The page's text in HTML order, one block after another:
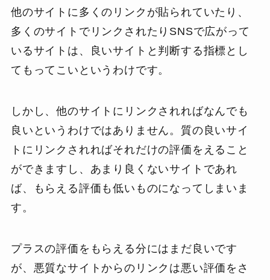
他のサイトに多くのリンクが貼られていたり、
多くのサイトでリンクされたりSNSで広がって
いるサイトは、良いサイトと判断する指標とし
てもってこいというわけです。
しかし、他のサイトにリンクされればなんでも
良いというわけではありません。質の良いサイ
トにリンクされればそれだけの評価をえること
ができますし、あまり良くないサイトであれ
ば、もらえる評価も低いものになってしまいま
す。
プラスの評価をもらえる分にはまだ良いです
が、悪質なサイトからのリンクは悪い評価をさ